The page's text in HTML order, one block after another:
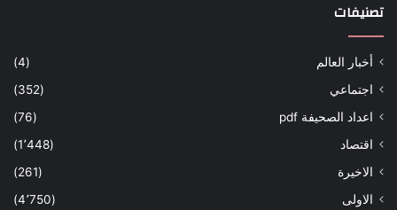
تصنيفات
أخبار العالم
(4)
اجتماعي
(352)
اعداد الصحيفة pdf
(76)
اقتصاد
(1٬448)
الاخيرة
(261)
الاولى
(4٬750)